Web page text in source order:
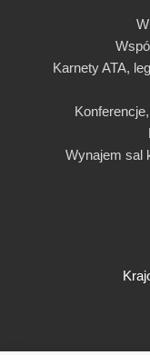
Karnety ATA,
Wynajem sal